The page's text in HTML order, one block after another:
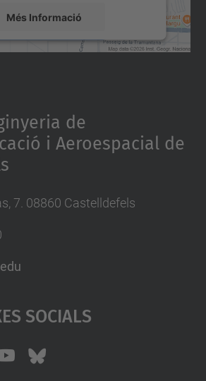
Més Informació
Accepta
by
de
i Aeroespacial de
7. 08860 Castelldefels
Socials